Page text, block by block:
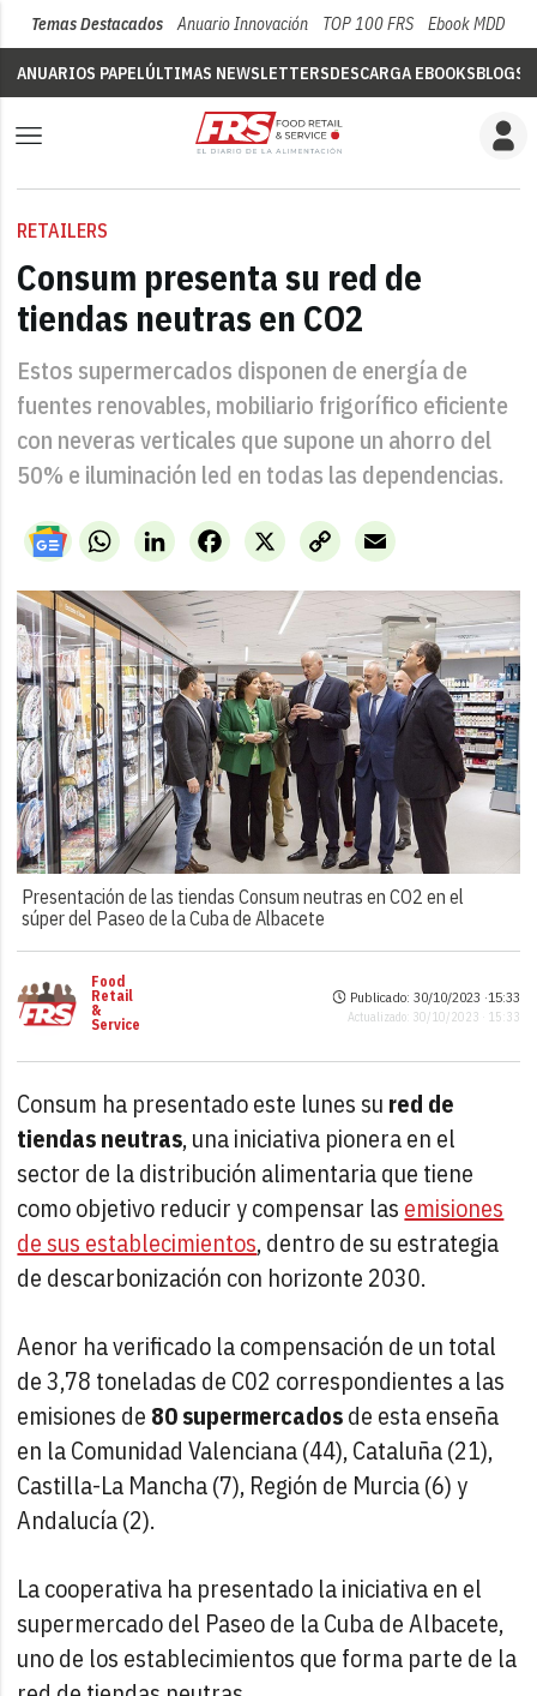
Temas Destacados Anuario Innovación TOP 100 FRS Ebook MDD
ANUARIOS PAPELÚLTIMAS NEWSLETTERSDESCARGA EBOOKSBLOGS
RETAILERS
Consum presenta su red de
tiendas neutras en CO2
Estos supermercados disponen de energía de
fuentes renovables, mobiliario frigorífico eficiente
con neveras verticales que supone un ahorro del
50% e iluminación led en todas las dependencias.
WhatsAppLinkedIn X
Facebook
Copy
Link
Email
Presentación de las tiendas Consum neutras en CO2 en el
súper del Paseo de la Cuba de Albacete
Food
Retail
&
Service
Publicado: 30/10/2023 ·15:33
Actualizado: 30/10/2023 · 15:33
Consum ha presentado este lunes su red de
tiendas neutras, una iniciativa pionera en el
sector de la distribución alimentaria que tiene
como objetivo reducir y compensar las emisiones
de sus establecimientos, dentro de su estrategia
de descarbonización con horizonte 2030.
Aenor ha verificado la compensación de un total
de 3,78 toneladas de C02 correspondientes a las
emisiones de 80 supermercadosde esta enseña
en la Comunidad Valenciana (44), Cataluña (21),
Castilla-La Mancha (7), Región de Murcia (6) y
Andalucía (2).
La cooperativa ha presentado la iniciativa en el
supermercado del Paseo de la Cuba de Albacete,
uno de los establecimientos que forma parte de la